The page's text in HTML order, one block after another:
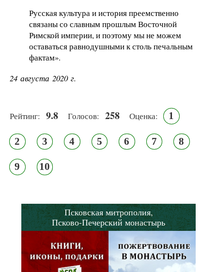
Русская культура и история преемственно
связаны со славным прошлым Восточной
Римской империи, и поэтому мы не можем
оставаться равнодушными к столь печальным
фактам».
24 августа 2020 г.
Рейтинг: 9.8 Голосов: 258 Оценка: 1
2 3 4 5 6 7 8
9 10
Псковская митрополия,
Псково-Печерский монастырь